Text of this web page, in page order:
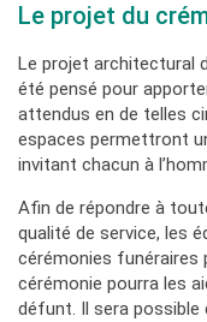
Le projet du
Le projet architectural
été pensé pour
attendus en de telles
espaces permettront
invitant chacun à
Afin de répondre à
qualité de service, les
cérémonies funéraires
cérémonie pourra les
défunt. Il sera